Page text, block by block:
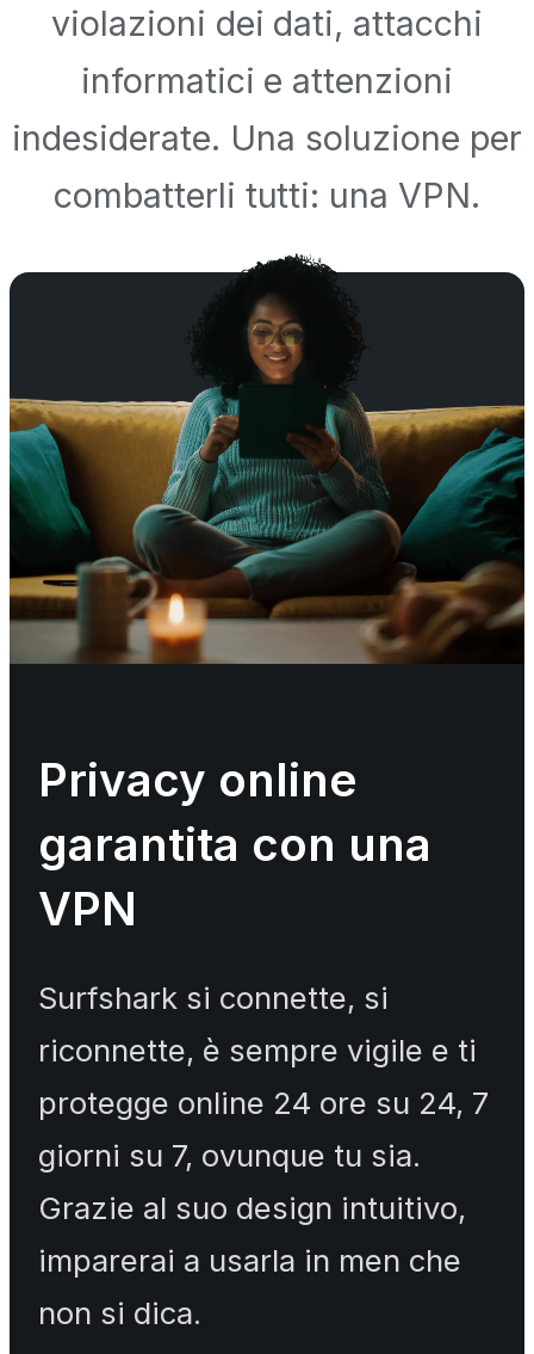
violazioni dei dati, attacchi
informatici e attenzioni
indesiderate. Una soluzione per
combatterli tutti: una VPN.
Privacy online
garantita con una
VPN
Surfshark si connette, si
riconnette, è sempre vigile e ti
protegge online 24 ore su 24, 7
giorni su 7, ovunque tu sia.
Grazie al suo design intuitivo,
imparerai a usarla in men che
non si dica.